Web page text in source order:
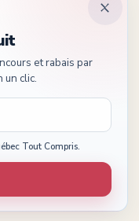
et rabais par
un clic.
Tout Compris.